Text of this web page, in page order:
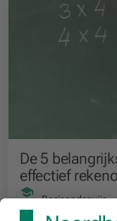
De 5
effectief
Basisonderwijs